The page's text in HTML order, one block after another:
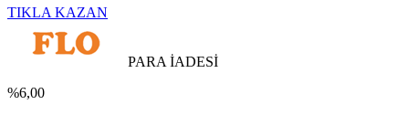
TIKLA KAZAN
PARA İADESİ
%6,00